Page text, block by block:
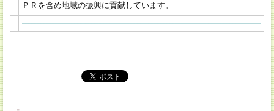
ＰＲを含め地域の振興に貢献しています。